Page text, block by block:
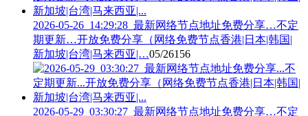
2026-05-26_14:29:28_最新网络节点地址免费分享…不定
期更新…开放免费分享（网络免费节点香港|日本|韩国|
新加坡|台湾|马来西亚|…05/26156
2026-05-29_03:30:27_最新网络节点地址免费分享…不定